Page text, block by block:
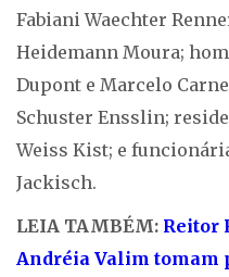
Fabiani Waechter
Heidemann Moura;
Dupont e Marcelo
Schuster Ensslin;
Weiss Kist; e
Jackisch.
LEIA TAMBÉM: Reitor
Andréia Valim tomam